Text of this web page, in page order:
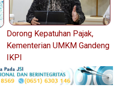
Dorong Kepatuhan Pajak,
Kementerian UMKM Gandeng
IKPI